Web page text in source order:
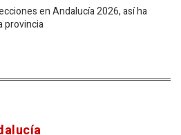
en Andalucía 2026, así ha
provincia